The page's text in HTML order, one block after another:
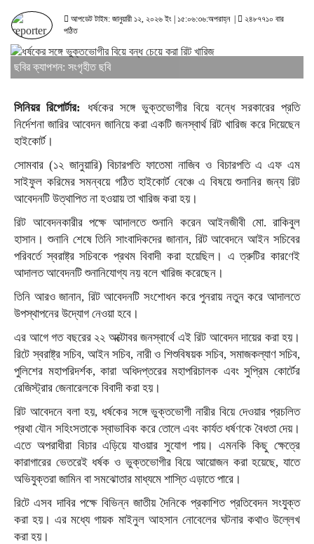
আপডেট টাইম: জানুয়ারী ১২, ২০২৬ ইং | ১৫:০৬:৩৬:অপরাহ্ন |
২৪৮৭৭১০ বার
পঠিত
ছবির ক্যাপশন: সংগৃহীত ছবি
সিনিয়র রিপোর্টার: ধর্ষকের সঙ্গে ভুক্তভোগীর বিয়ে বন্ধে সরকারের প্রতি
নির্দেশনা জারির আবেদন জানিয়ে করা একটি জনস্বার্থ রিট খারিজ করে দিয়েছেন
হাইকোর্ট।
সোমবার (১২ জানুয়ারি) বিচারপতি ফাতেমা নাজিব ও বিচারপতি এ এফ এম
সাইফুল করিমের সমন্বয়ে গঠিত হাইকোর্ট বেঞ্চে এ বিষয়ে শুনানির জন্য রিট
আবেদনটি উত্থাপিত না হওয়ায় তা খারিজ করা হয়।
রিট আবেদনকারীর পক্ষে আদালতে শুনানি করেন আইনজীবী মো. রাকিবুল
হাসান। শুনানি শেষে তিনি সাংবাদিকদের জানান, রিট আবেদনে আইন সচিবের
পরিবর্তে স্বরাষ্ট্র সচিবকে প্রথম বিবাদী করা হয়েছিল। এ ত্রুটির কারণেই
আদালত আবেদনটি শুনানিযোগ্য নয় বলে খারিজ করেছেন।
তিনি আরও জানান, রিট আবেদনটি সংশোধন করে পুনরায় নতুন করে আদালতে
উপস্থাপনের উদ্যোগ নেওয়া হবে।
এর আগে গত বছরের ২২ অক্টোবর জনস্বার্থে এই রিট আবেদন দায়ের করা হয়।
রিটে স্বরাষ্ট্র সচিব, আইন সচিব, নারী ও শিশুবিষয়ক সচিব, সমাজকল্যাণ সচিব,
পুলিশের মহাপরিদর্শক, কারা অধিদপ্তরের মহাপরিচালক এবং সুপ্রিম কোর্টের
রেজিস্ট্রার জেনারেলকে বিবাদী করা হয়।
রিট আবেদনে বলা হয়, ধর্ষকের সঙ্গে ভুক্তভোগী নারীর বিয়ে দেওয়ার প্রচলিত
প্রথা যৌন সহিংসতাকে স্বাভাবিক করে তোলে এবং কার্যত ধর্ষণকে বৈধতা দেয়।
এতে অপরাধীরা বিচার এড়িয়ে যাওয়ার সুযোগ পায়। এমনকি কিছু ক্ষেত্রে
কারাগারের ভেতরেই ধর্ষক ও ভুক্তভোগীর বিয়ে আয়োজন করা হয়েছে, যাতে
অভিযুক্তরা জামিন বা সমঝোতার মাধ্যমে শাস্তি এড়াতে পারে।
রিটে এসব দাবির পক্ষে বিভিন্ন জাতীয় দৈনিকে প্রকাশিত প্রতিবেদন সংযুক্ত
করা হয়। এর মধ্যে গায়ক মাইনুল আহসান নোবেলের ঘটনার কথাও উল্লেখ
করা হয়।